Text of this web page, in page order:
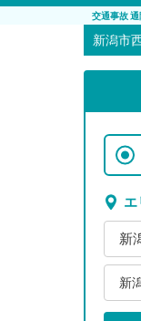
交通事故
新潟市
新
新